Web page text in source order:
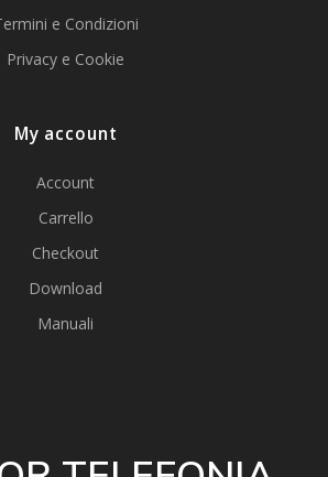
e Condizioni
Privacy e Cookie
My account
Account
Carrello
Checkout
Download
Manuali